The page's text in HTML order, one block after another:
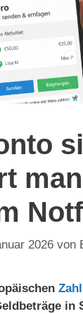
2026 von
in